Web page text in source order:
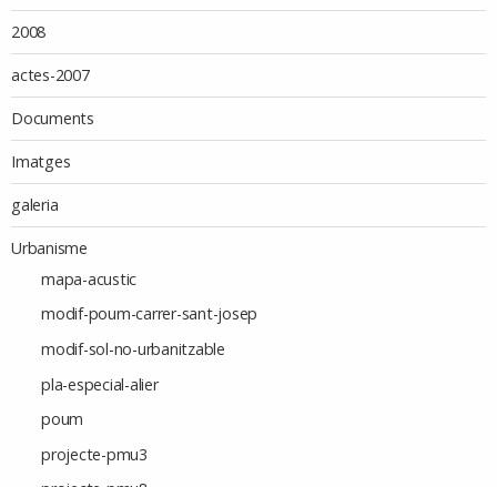
2008
actes-2007
Documents
Imatges
galeria
Urbanisme
mapa-acustic
modif-poum-carrer-sant-josep
modif-sol-no-urbanitzable
pla-especial-alier
poum
projecte-pmu3